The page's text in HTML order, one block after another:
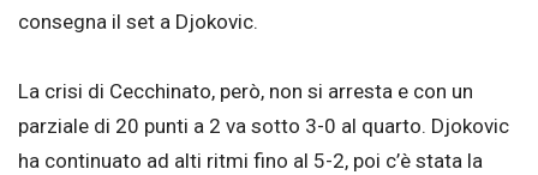
consegna il set a Djokovic.
La crisi di Cecchinato, però, non si arresta e con un
parziale di 20 punti a 2 va sotto 3-0 al quarto. Djokovic
ha continuato ad alti ritmi fino al 5-2, poi c’è stata la